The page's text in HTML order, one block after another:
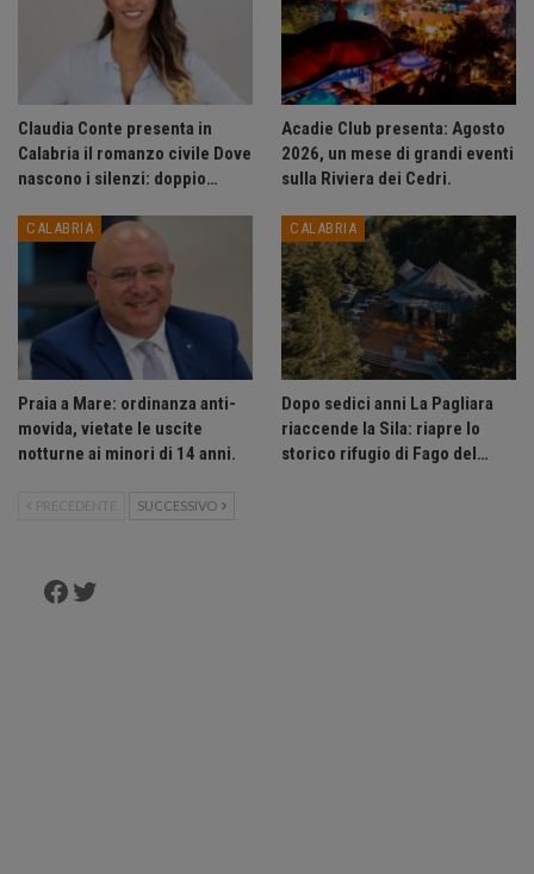
Claudia Conte presenta in
Calabria il romanzo civile Dove
nascono i silenzi: doppio…
Acadie Club presenta: Agosto
2026, un mese di grandi eventi
sulla Riviera dei Cedri.
CALABRIA
Praia a Mare: ordinanza anti-
movida, vietate le uscite
notturne ai minori di 14 anni.
CALABRIA
Dopo sedici anni La Pagliara
riaccende la Sila: riapre lo
storico rifugio di Fago del…
PRECEDENTE SUCCESSIVO
Facebook
Twitter